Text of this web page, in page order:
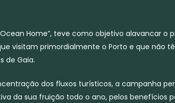
Home”, teve como objetivo alavancar o
visitam primordialmente o Porto e que não
de Gaia.
dos fluxos turísticos, a campanha
da sua fruição todo o ano, pelos benefícios